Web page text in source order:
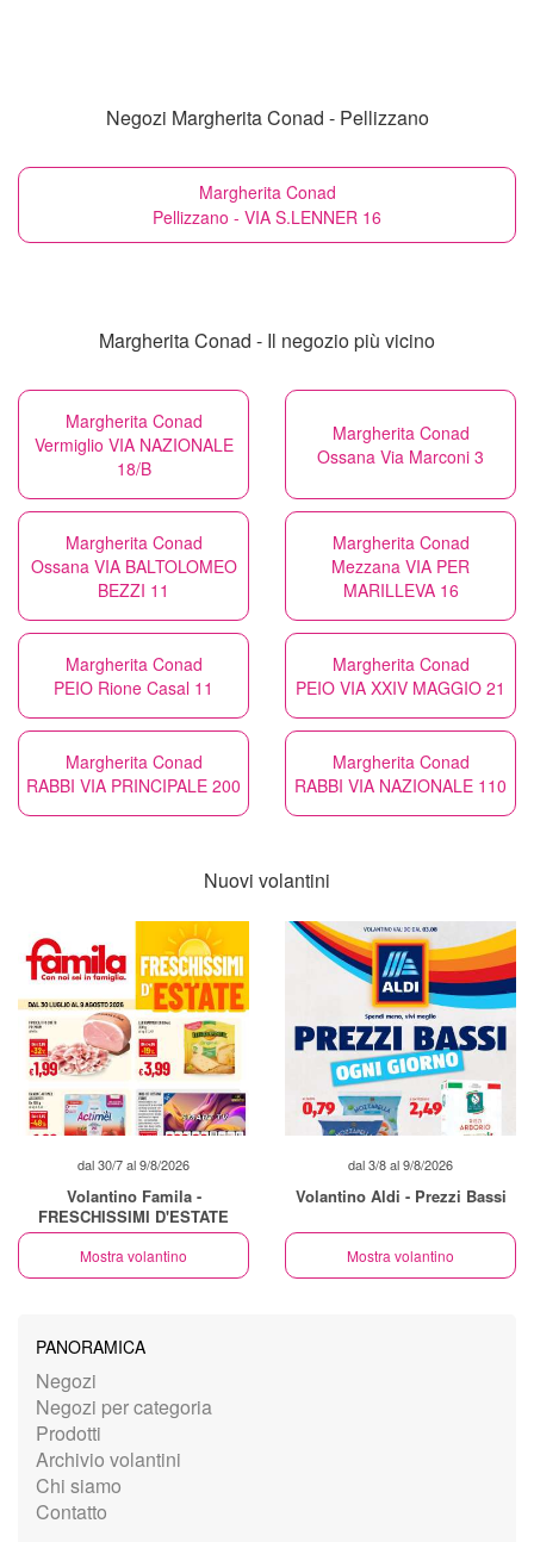
Negozi Margherita Conad - Pellizzano
Margherita Conad
Pellizzano - VIA S.LENNER 16
Margherita Conad - Il negozio più vicino
Margherita Conad
Vermiglio VIA NAZIONALE
18/B
Margherita Conad
Ossana Via Marconi 3
Margherita Conad
Ossana VIA BALTOLOMEO
BEZZI 11
Margherita Conad
Mezzana VIA PER
MARILLEVA 16
Margherita Conad
PEIO Rione Casal 11
Margherita Conad
PEIO VIA XXIV MAGGIO 21
Margherita Conad
RABBI VIA PRINCIPALE 200
Margherita Conad
RABBI VIA NAZIONALE 110
Nuovi volantini
dal 30/7 al 9/8/2026
Volantino Famila -
FRESCHISSIMI D'ESTATE
Mostra volantino
dal 3/8 al 9/8/2026
Volantino Aldi - Prezzi Bassi
Mostra volantino
PANORAMICA
Negozi
Negozi per categoria
Prodotti
Archivio volantini
Chi siamo
Contatto